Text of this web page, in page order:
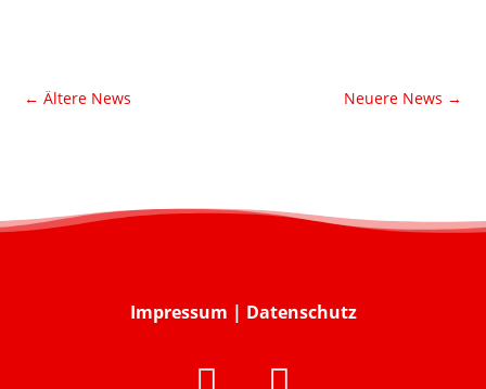
←Ältere News Neuere News →
Impressum | Datenschutz